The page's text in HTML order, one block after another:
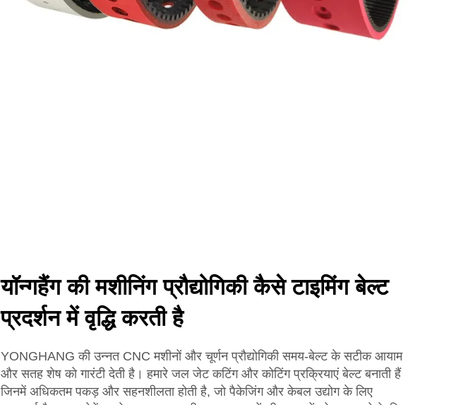
यॉन्गहैंग की मशीनिंग प्रौद्योगिकी कैसे टाइमिंग बेल्ट
प्रदर्शन में वृद्धि करती है
YONGHANG की उन्नत CNC मशीनों और चूर्णन प्रौद्योगिकी समय-बेल्ट के सटीक आयाम
और सतह शेष को गारंटी देती है। हमारे जल जेट कटिंग और कोटिंग प्रक्रियाएं बेल्ट बनाती हैं
जिनमें अधिकतम पकड़ और सहनशीलता होती है, जो पैकेजिंग और केबल उद्योग के लिए